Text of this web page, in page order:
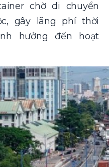
chờ di chuyển
gây lãng phí thời
hưởng đến hoạt